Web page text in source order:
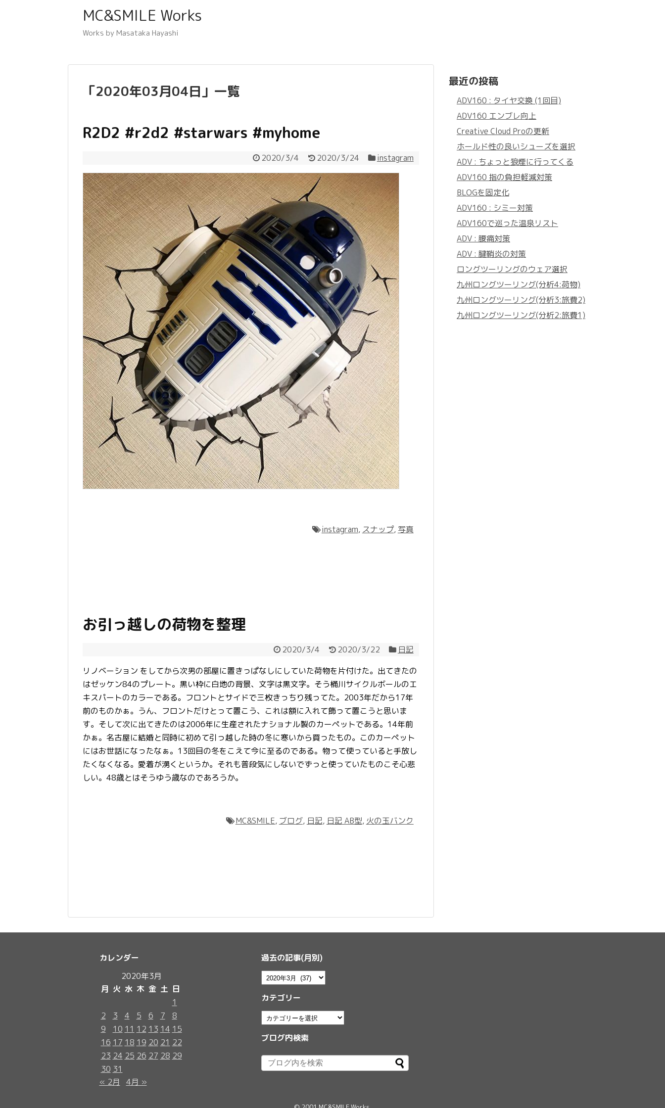
MC&SMILE Works
Works by Masataka Hayashi
「2020年03月04日」 一覧
R2D2 #r2d2 #starwars #myhome
2020/3/4 2020/3/24 instagram
instagram, スナップ, 写真
お引っ越しの荷物を整理
2020/3/4 2020/3/22
日記
リノベーション をしてから次男の部屋に置きっぱなしにしていた荷物を片付けた。出てきたの
はゼッケン84のプレート。黒い枠に白地の背景、文字は黒文字。そう桶川サイクルボールのエ
キスパートのカラーである。フロントとサイドで三枚きっちり残ってた。2003年だから17年
前のものかぁ。うん、フロントだけとって置こう、これは額に入れて飾って置こうと思いま
す。そして次に出てきたのは2006年に生産されたナショナル製のカーペットである。14年前
かぁ。名古屋に結婚と同時に初めて引っ越した時の冬に寒いから買ったもの。このカーペット
にはお世話になったなぁ。13回目の冬をこえて今に至るのである。物って使っていると手放し
たくなくなる。愛着が湧くというか。それも普段気にしないでずっと使っていたものこそ心悲
しい。48歳とはそうゆう歳なのであろうか。
MC&SMILE, ブログ, 日記, 日記 AB型, 火の玉バンク
最近の投稿
ADV160 : タイヤ交換 (1回目)
ADV160 エンブレ向上
Creative Cloud Proの更新
ホールド性の良いシューズを選択
ADV : ちょっと狼煙に行ってくる
ADV160 指の負担軽減対策
BLOGを固定化
ADV160 : シミー対策
ADV160で巡った温泉リスト
ADV : 腰痛対策
ADV : 腱鞘炎の対策
ロングツーリングのウェア選択
九州ロングツーリング(分析4:荷物)
九州ロングツーリング(分析3:旅費2)
九州ロングツーリング(分析2:旅費1)
カレンダー
2020年3月
月 火 水 木 金 土 日
1
2
3 4 5 6 7
8
9
10 11 12 13 14 15
16 17 18 19 20 21 22
23 24 25 26 27 28 29
30 31
« 2月
4月 »
過去の記事(月別)
カテゴリー
ブログ内検索